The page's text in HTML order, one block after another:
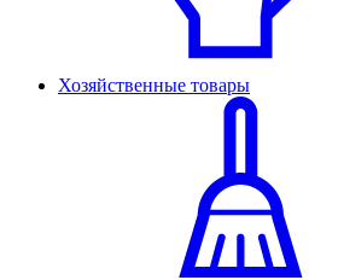
Хозяйственные товары